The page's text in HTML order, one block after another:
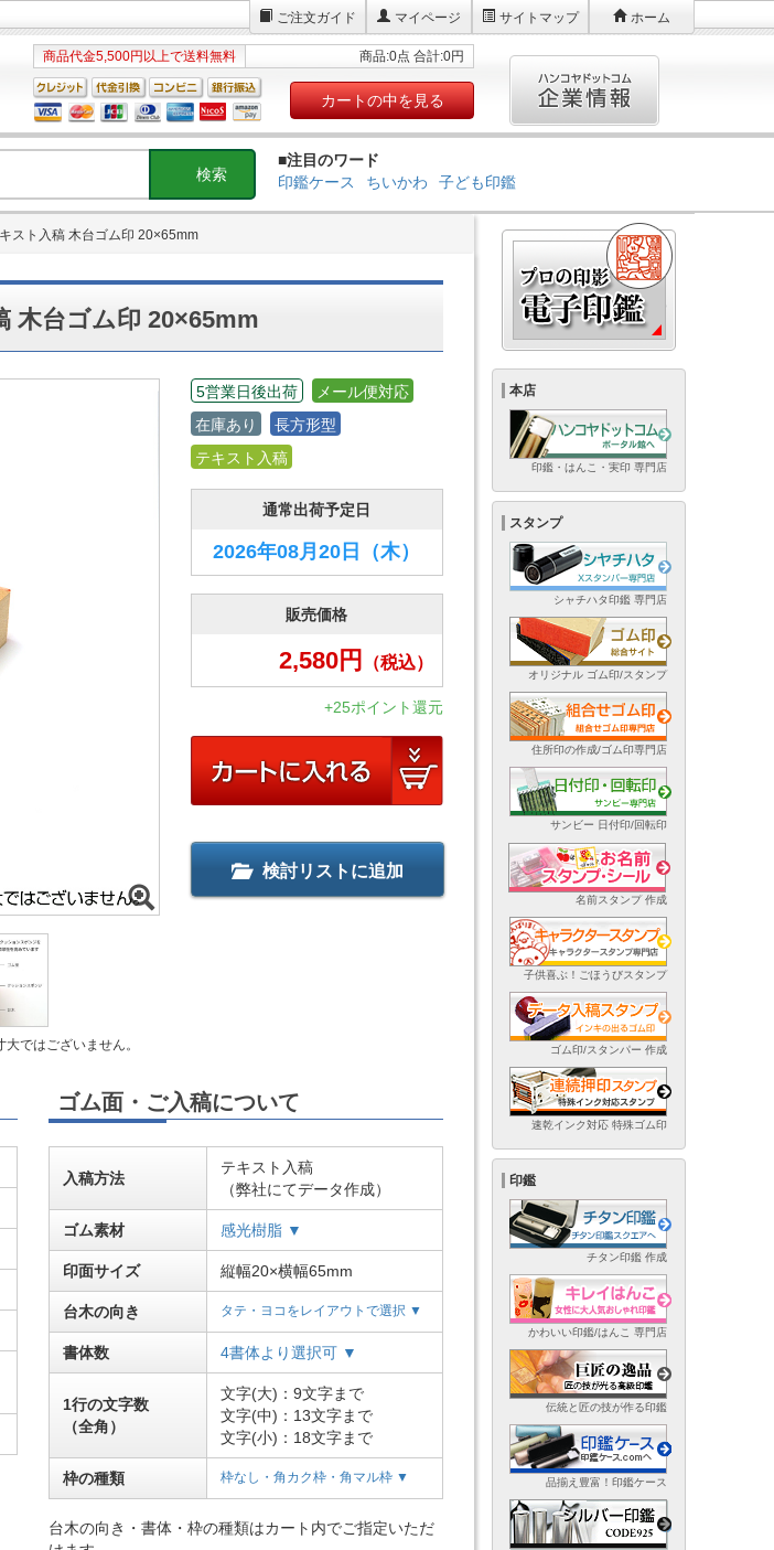
ご注文ガイド マイページ サイトマップ ホーム
商品代金5,500円以上で送料無料 商品:0点 合計:0円
カートの中を見る
■注目のワード
印鑑ケース
ちいかわ 子ども印鑑
スト入稿 木台ゴム印 20×65mm
木台ゴム印 20×65mm
ではございません。
5営業日後出荷
メール便対応
在庫あり
長方形型
テキスト入稿
通常出荷予定日
2026年08月20日 （木）
販売価格
2,580円 （税込）
+25ポイント還元
検討リストに追加
ゴム面・ご入稿について
入稿方法
テキスト入稿
（弊社にてデータ作成）
ゴム素材 感光樹脂 ▼
印面サイズ 縦幅20×横幅65mm
台木の向き タテ・ヨコをレイアウトで選択 ▼
書体数 4書体より選択可 ▼
1行の文字数
（全角）
文字(大)：9文字まで
文字(中)：13文字まで
文字(小)：18文字まで
枠の種類 枠なし・角カク枠・角マル枠 ▼
台木の向き・書体・枠の種類はカート内でご指定いただ
本店
印鑑・はんこ・実印 専門店
スタンプ
シャチハタ印鑑 専門店
オリジナル ゴム印/スタンプ
住所印の作成/ゴム印専門店
サンビー 日付印/回転印
名前スタンプ 作成
子供喜ぶ！ごほうびスタンプ
ゴム印/スタンパー 作成
速乾インク対応 特殊ゴム印
印鑑
チタン印鑑 作成
かわいい印鑑/はんこ 専門店
伝統と匠の技が作る印鑑
品揃え豊富！印鑑ケース